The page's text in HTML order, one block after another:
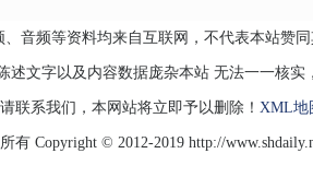
音频等资料均来自互联网，不代表本站赞
述文字以及内容数据庞杂本站 无法一一核实
联系我们，本网站将立即予以删除！ XML地
有 Copyright © 2012-2019 http://